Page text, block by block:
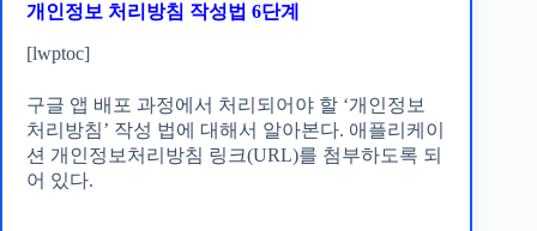
개인정보 처리방침 작성법 6단계
[lwptoc]
구글 앱 배포 과정에서 처리되어야 할 ‘개인정보
처리방침’ 작성 법에 대해서 알아본다. 애플리케이
션 개인정보처리방침 링크(URL)를 첨부하도록 되
어 있다.